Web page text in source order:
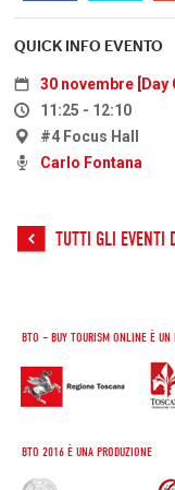
QUICK INFO EVENTO
30 novembre [Day
11:25 - 12:10
#4 Focus Hall
Carlo Fontana
TUTTI GLI EVENTI
BTO – BUY TOURISM ONLINE È UN
BTO 2016 È UNA PRODUZIONE